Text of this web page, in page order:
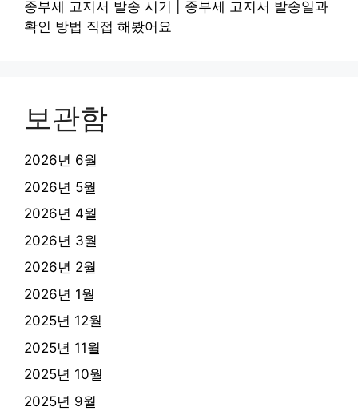
종부세 고지서 발송 시기 | 종부세 고지서 발송일과
확인 방법 직접 해봤어요
보관함
2026년 6월
2026년 5월
2026년 4월
2026년 3월
2026년 2월
2026년 1월
2025년 12월
2025년 11월
2025년 10월
2025년 9월